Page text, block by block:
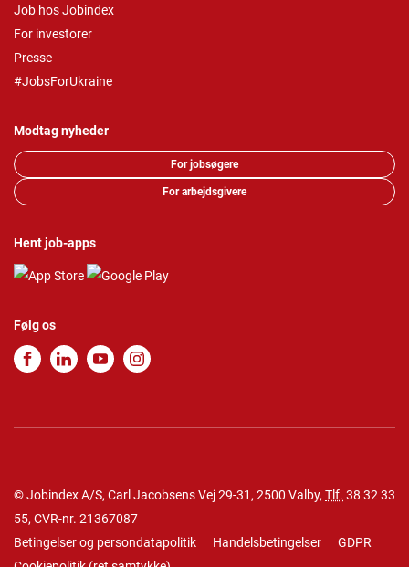
Job hos Jobindex
For investorer
Presse
#JobsForUkraine
Modtag nyheder
For jobsøgere
For arbejdsgivere
Hent job-apps
Følg os
© Jobindex A/S, Carl Jacobsens Vej 29-31, 2500 Valby, Tlf. 38 32 33
55, CVR-nr. 21367087
Betingelser og persondatapolitik
Handelsbetingelser
GDPR